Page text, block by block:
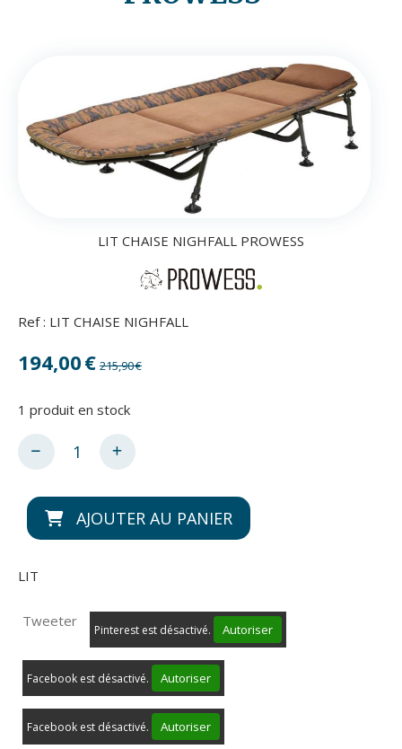
LIT CHAISE NIGHFALL PROWESS
Ref : LIT CHAISE NIGHFALL
194,00€ 215,90€
1 produit en stock
AJOUTER AU PANIER
LIT
Tweeter
Pinterest est désactivé. Autoriser
Facebook est désactivé. Autoriser
Facebook est désactivé. Autoriser